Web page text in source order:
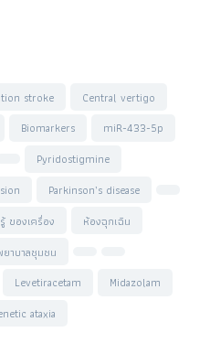
stroke
Central vertigo
Biomarkers
miR-433-5p
Pyridostigmine
Parkinson’s disease
ของเครื่อง
ห้องฉุกเฉิน
ยาบาลชุมชน
Levetiracetam
Midazolam
ataxia